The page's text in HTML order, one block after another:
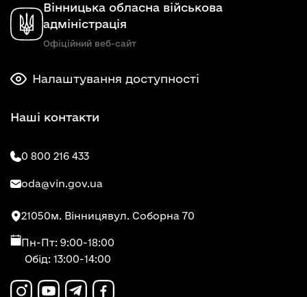
Вінницька обласна військова
адміністрація
Офіційний веб-сайт
Налаштування доступності
Наші контакти
0 800 216 433
oda@vin.gov.ua
21050м. Вінницявул. Соборна 70
Пн-Пт: 9:00-18:00
Обід: 13:00-14:00